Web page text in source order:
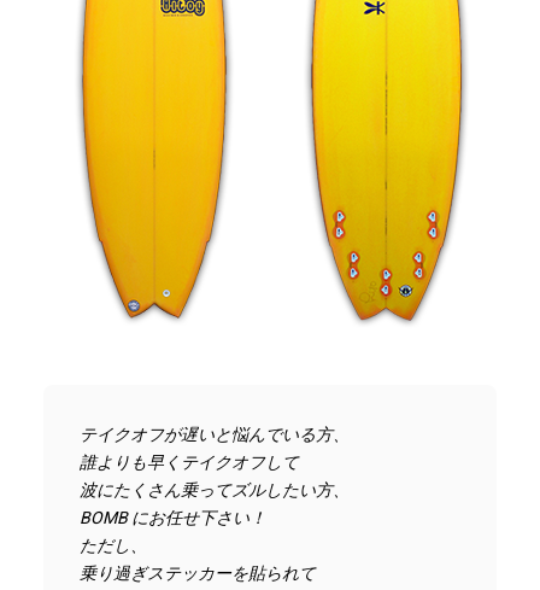
テイクオフが遅いと悩んでいる方、
誰よりも早くテイクオフして
波にたくさん乗ってズルしたい方、
BOMB にお任せ下さい！
ただし、
乗り過ぎステッカーを貼られて